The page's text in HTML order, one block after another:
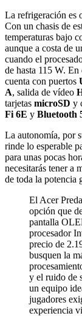
La refrigeración es
Con un chasis de
temperaturas bajo
aunque a costa de
cuando el
de hasta 115 W.
cuenta con puertos
A, salida de vídeo
tarjetas microSD y
Fi 6E y Bluetooth
La autonomía, por
rinde lo esperable
para unas pocas
necesitarás tener a
de toda la potencia
El Acer
opción que
pantalla
procesador
precio de
busquen la
y el ruido de
un equipo
jugadores
experiencia